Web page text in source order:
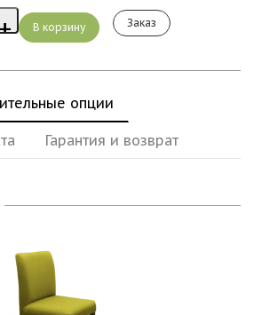
Заказ
опции
Гарантия и возврат